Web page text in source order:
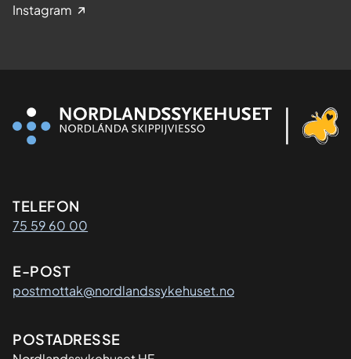
Instagram
Kontaktinformasjon
TELEFON
75 59 60 00
E-POST
postmottak@nordlandssykehuset.no
Adresse
POSTADRESSE